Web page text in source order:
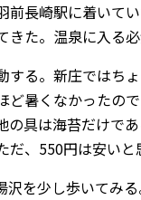
前長崎駅に着いて
きた。温泉に入る
する。新庄ではち
ど暑くなかったの
の具は海苔だけで
だ、550円は安いと
沢を少し歩いてみ